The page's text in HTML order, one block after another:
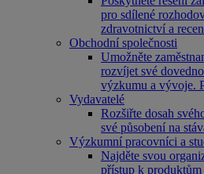
pro sdílené
zdravotnictví a
Obchodní společnosti
Umožněte
rozvíjet své
výzkumu a vývoje.
Vydavatelé
Rozšiřte dosah
své působení na
Výzkumní pracovníci a
Najděte svou
přístup k